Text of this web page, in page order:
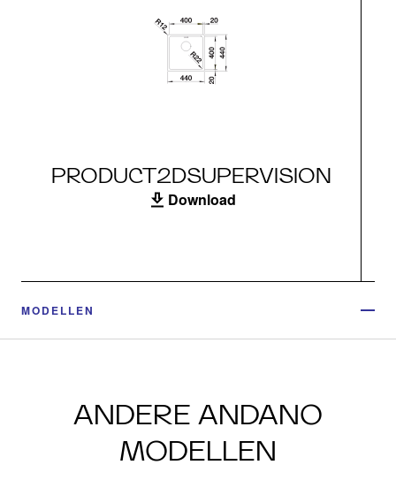
PRODUCT2DSUPERVISION
Download
MODELLEN
ANDERE ANDANO
MODELLEN